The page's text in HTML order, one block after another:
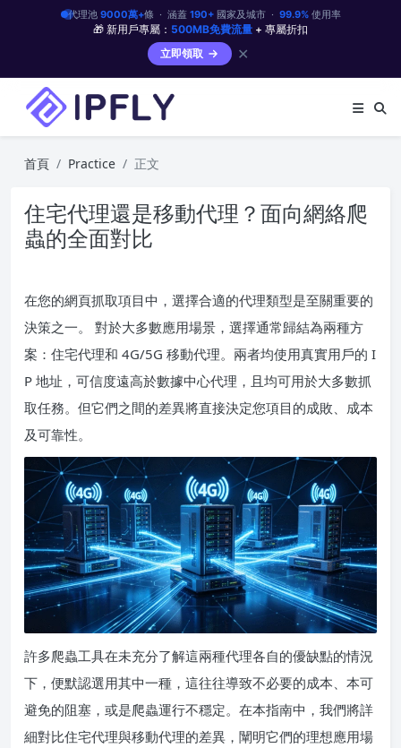
代理池 9000萬+條 · 涵蓋 190+國家及城市 · 99.9%使用率
🎁 新用戶專屬： 500MB免費流量 + 專屬折扣
立即領取
✕
首頁 Practice 正文
住宅代理還是移動代理？面向網絡爬
蟲的全面對比
在您的網頁抓取項目中，選擇合適的代理類型是至關重要的
決策之一。 對於大多數應用場景，選擇通常歸結為兩種方
案：住宅代理和 4G/5G 移動代理。兩者均使用真實用戶的 I
P 地址，可信度遠高於數據中心代理，且均可用於大多數抓
取任務。但它們之間的差異將直接決定您項目的成敗、成本
及可靠性。
許多爬蟲工具在未充分了解這兩種代理各自的優缺點的情況
下，便默認選用其中一種，這往往導致不必要的成本、本可
避免的阻塞，或是爬蟲運行不穩定。在本指南中，我們將詳
細對比住宅代理與移動代理的差異，闡明它們的理想應用場